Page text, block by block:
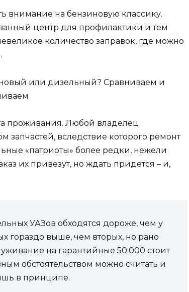
внимание на бензиновую классику.
центр для профилактики и тем
количество заправок, где можно
проживания. Любой владелец
запчастей, вследствие которого ремонт
«патриоты» более редки, нежели
их привезут, но ждать придется – и,
УАЗов обходятся дороже, чем у
гораздо выше, чем вторых, но рано
на гарантийные 50.000 стоит
обстоятельством можно считать и
в принципе.